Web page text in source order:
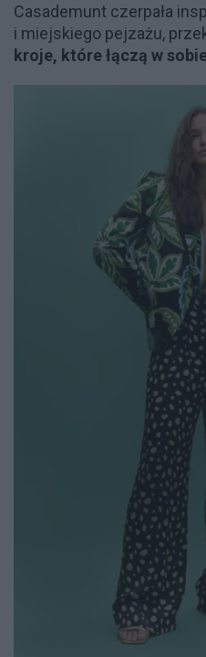
Casademunt czerpała
i miejskiego pejzażu,
kroje, które łączą w